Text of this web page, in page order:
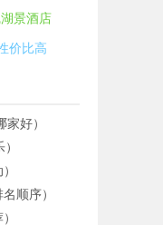
景酒店
价比高
好）
顺序）